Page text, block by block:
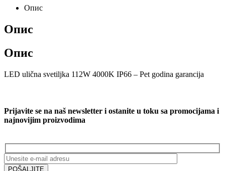
Опис
Опис
Опис
LED ulična svetiljka 112W 4000K IP66 – Pet godina garancija
Prijavite se na naš newsletter i ostanite u toku sa promocijama i
najnovijim proizvodima